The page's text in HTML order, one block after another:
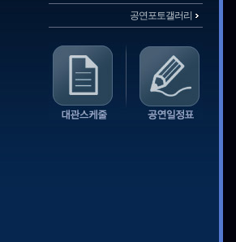
공연포토갤러리